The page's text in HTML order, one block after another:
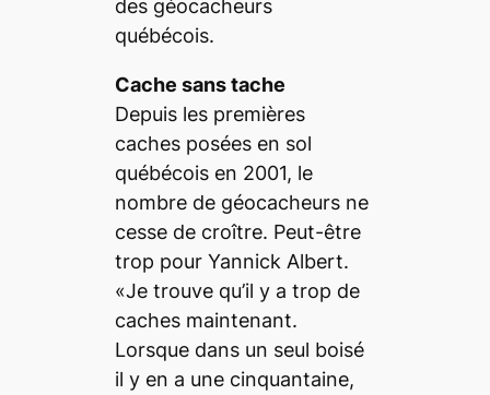
des géocacheurs
québécois.
Cache sans tache
Depuis les premières
caches posées en sol
québécois en 2001, le
nombre de géocacheurs ne
cesse de croître. Peut-être
trop pour Yannick Albert.
«Je trouve qu’il y a trop de
caches maintenant.
Lorsque dans un seul boisé
il y en a une cinquantaine,